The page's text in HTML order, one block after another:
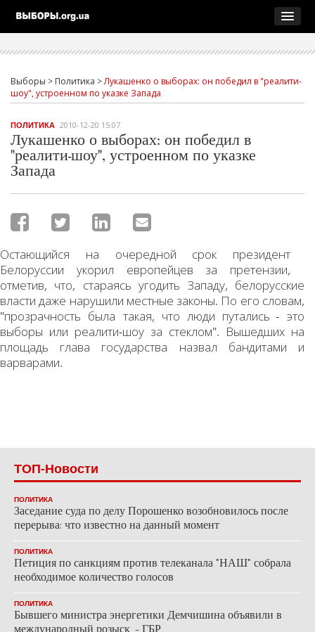
Выборы > Политика >Лукашенко о выборах: он победил в "реалити-
шоу", устроенном по указке Запада
ПОЛИТИКА 2010-12-20 15:07
Лукашенко о выборах: он победил в
"реалити-шоу", устроенном по указке
Запада
Остающийся на очередной срок президент
Белоруссии укорил европейцев за претензии,
отметив, что, стараясь угодить Западу, белорусские
власти даже нарушили местные законы. По его словам,
"прозрачность была такая, что люди путались - это
выборы или реалити-шоу за стеклом". Вышедших на
площадь глава государства назвал бандитами и
варварами.
ТОП-Новости
ПОЛИТИКА
Заседание суда по делу Порошенко возобновилось после
перерыва: что известно на данный момент
ПОЛИТИКА
Петиция по санкциям против телеканала "НАШ" собрала
необходимое количество голосов
ПОЛИТИКА
Бывшего министра энергетики Демчишина объявили в